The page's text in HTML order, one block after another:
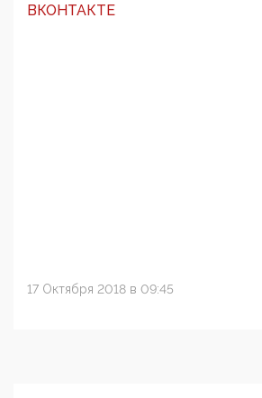
ВКОНТАКТЕ
17 Октября 2018 в 09:45